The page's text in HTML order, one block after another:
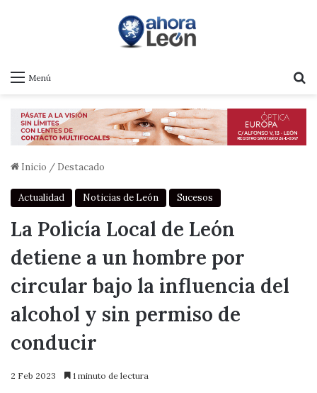
Menú
Inicio / Destacado
Actualidad Noticias de León Sucesos
La Policía Local de León
detiene a un hombre por
circular bajo la influencia del
alcohol y sin permiso de
conducir
2 Feb 2023 1 minuto de lectura